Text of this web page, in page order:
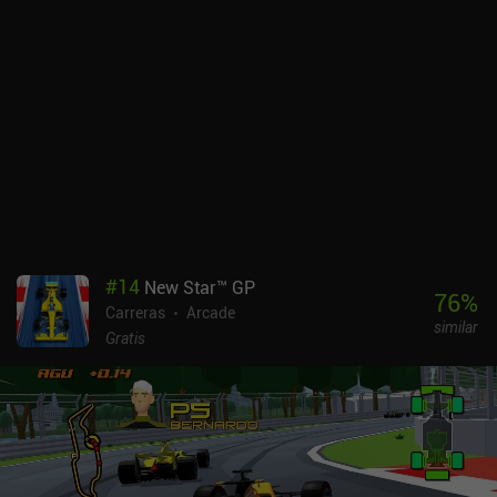
#14 New Star™ GP
Carreras
Arcade
Gratis
76%
similar